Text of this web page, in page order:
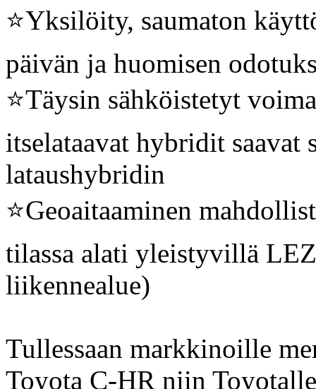
⭐️Yksilöity, saumaton
päivän ja huomisen
⭐️Täysin sähköistetyt
itselataavat hybridit saavat
lataushybridin
⭐️Geoaitaaminen
tilassa alati yleistyvillä
liikennealue)
Tullessaan markkinoille
Toyota C-HR niin